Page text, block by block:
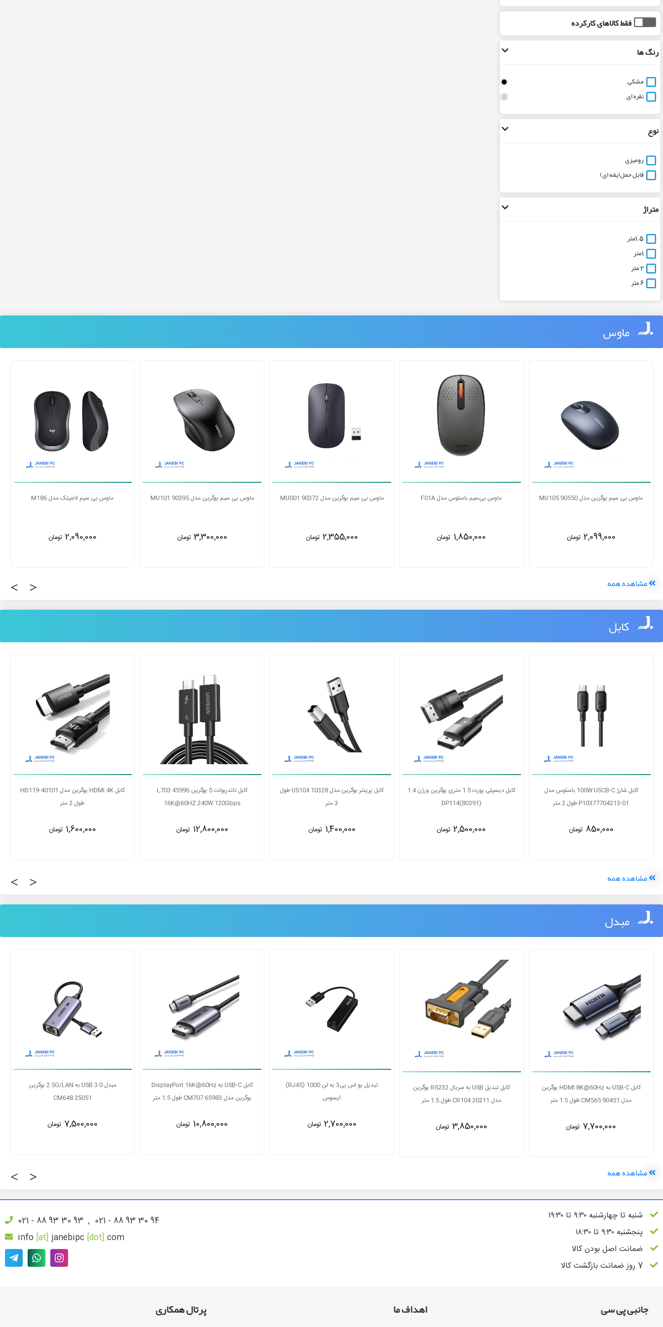
فقط کالاهای کارکرده
رنگ ها
مشکی
نقره ای
نوع
رومیزی
قابل حمل(یقه ای)
متراژ
1.5متر
1متر
2 متر
6 متر
ماوس
ماوس بی سیم یوگرین مدل MU101 90395
3,300,000 تومان
ماوس بی سیم یوگرین مدل MU001 90372
2,355,000 تومان
ماوس بی‌سیم باسئوس مدل F01A
1,850,000 تومان
ماوس بی سیم یوگرین مدل MU105 90550
2,099,000 تومان
ماوس بی سیم لاجیتک مدل M185
2,090,000 تومان
‹ › مشاهده همه
کابل
کابل تاندربولت 5 یوگرین L703 45996
16K@60HZ 240W 120Gbps
12,800,000 تومان
کابل پرینتر یوگرین مدل US104 10328 طول
3 متر
1,400,000 تومان
کابل دیسپلی پورت 1.5 متری یوگرین ورژن 1.4
DP114(80391)
2,500,000 تومان
کابل شارژ 100W USCB-C باسئوس مدل
P10377704213-01 طول 2 متر
850,000 تومان
کابل 2.1 HDMI یوگرین مدل HD135 80602
طول 3 متر
6,500,000 تومان
‹ › مشاهده همه
مبدل
کابل USB-C به DisplayPort 16K@60Hz
10,800,000 تومان
تبدیل یو اس بی3 به لن RJ45) 1000)
ایسوس
2,700,000 تومان
کابل تبدیل USB به سریال RS232 یوگرین
3,850,000 تومان
کابل USB-C به HDMI 8K@60Hz یوگرین
مدل CM565 90451 طول 1.5 متر
7,700,000 تومان
تبدیل USB به HDMI یوگرین مدل CM679
25161
5,500,000 تومان
‹ › مشاهده همه
شنبه تا چهارشنبه ۹:۳۰ تا ۱۹:۳۰
پنجشنبه ۹:۳۰ تا ۱۸:۳۰
ضمانت اصل بودن کالا
021 - 88 93 30 93 , 021 - 88 93 30 94
info [at] janebipc [dot] com
جانبی پی سی اهداف ما پرتال همکاری